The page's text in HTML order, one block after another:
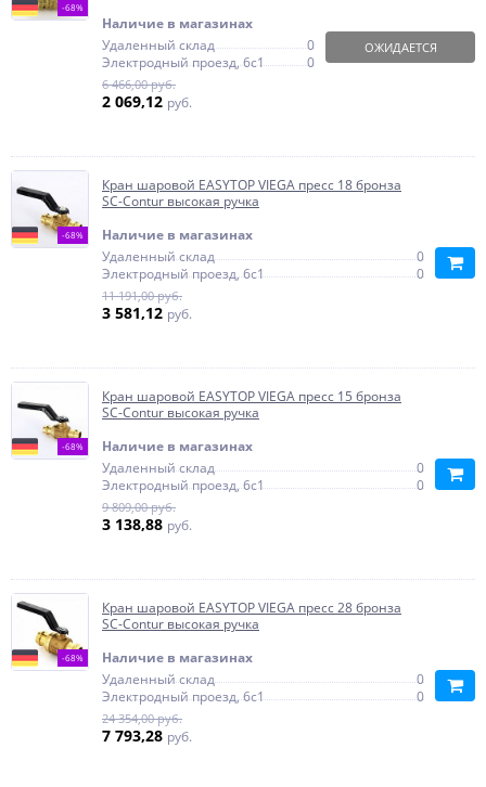
-68%
Наличие в магазинах
Удаленный склад
0
Электродный проезд, 6с1
0
6 466,00 руб.
2 069,12 руб.
ОЖИДАЕТСЯ
-68%
Кран шаровой EASYTOP VIEGA пресс 18 бронза
SC-Contur высокая ручка
Наличие в магазинах
Удаленный склад
0
Электродный проезд, 6с1
0
11 191,00 руб.
3 581,12 руб.
-68%
Кран шаровой EASYTOP VIEGA пресс 15 бронза
SC-Contur высокая ручка
Наличие в магазинах
Удаленный склад
0
Электродный проезд, 6с1
0
9 809,00 руб.
3 138,88 руб.
-68%
Кран шаровой EASYTOP VIEGA пресс 28 бронза
SC-Contur высокая ручка
Наличие в магазинах
Удаленный склад
0
Электродный проезд, 6с1
0
24 354,00 руб.
7 793,28 руб.